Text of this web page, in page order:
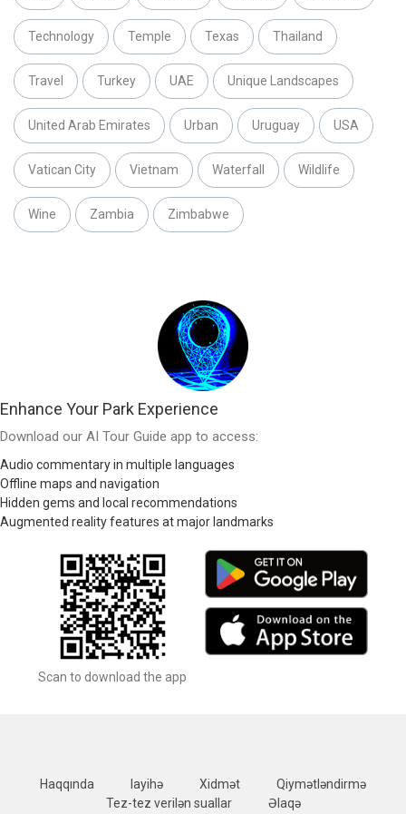
Technology Temple Texas Thailand
Travel Turkey UAE Unique Landscapes
United Arab Emirates Urban Uruguay USA
Vatican City Vietnam Waterfall Wildlife
Wine Zambia Zimbabwe
Enhance Your Park Experience
Download our AI Tour Guide app to access:
Audio commentary in multiple languages
Offline maps and navigation
Hidden gems and local recommendations
Augmented reality features at major landmarks
Scan to download the app
Haqqında layihə Xidmət
Qiymətləndirmə
Tez-tez verilən suallar
Əlaqə